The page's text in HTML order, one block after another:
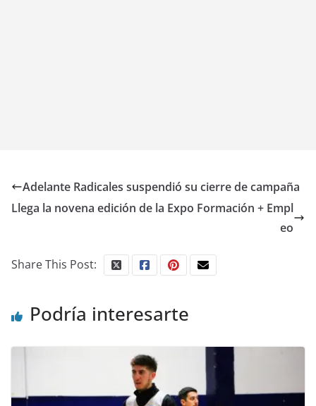
Adelante Radicales suspendió su cierre de campaña
Llega la novena edición de la Expo Formación + Empl
eo
Share This Post:
Podría interesarte